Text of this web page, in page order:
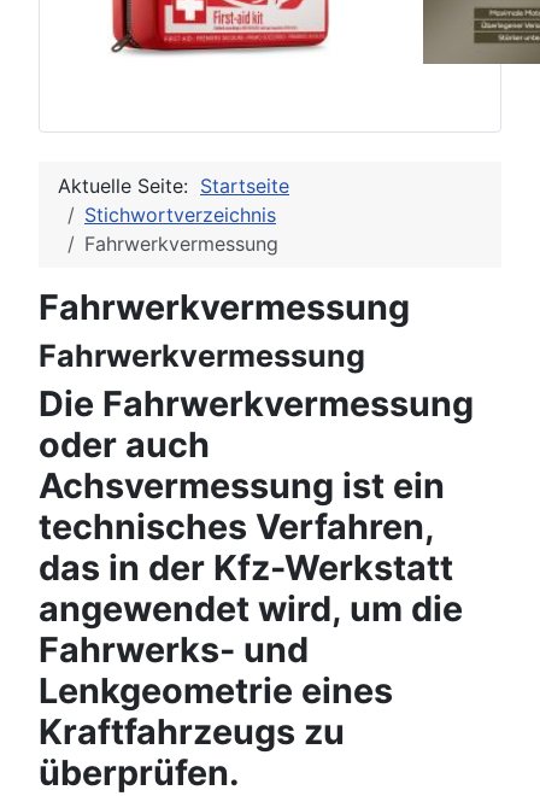
Aktuelle Seite: Startseite
Stichwortverzeichnis
Fahrwerkvermessung
Fahrwerkvermessung
Fahrwerkvermessung
Die Fahrwerkvermessung
oder auch
Achsvermessung ist ein
technisches Verfahren,
das in der Kfz-Werkstatt
angewendet wird, um die
Fahrwerks- und
Lenkgeometrie eines
Kraftfahrzeugs zu
überprüfen.